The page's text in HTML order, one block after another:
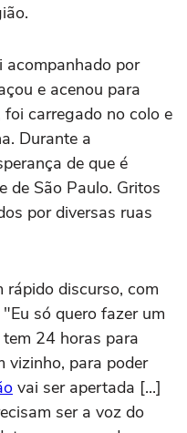
acompanhado por
e acenou para
carregado no colo e
Durante a
de que é
de São Paulo. Gritos
por diversas ruas
rápido discurso, com
só quero fazer um
24 horas para
vizinho, para poder
vai ser apertada [...]
ser a voz do